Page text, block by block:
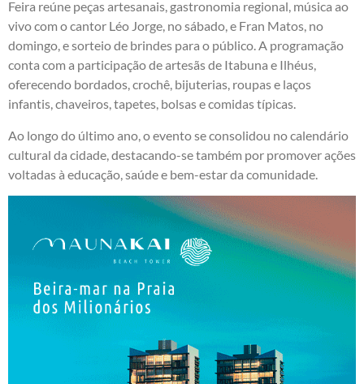
Feira reúne peças artesanais, gastronomia regional, música ao
vivo com o cantor Léo Jorge, no sábado, e Fran Matos, no
domingo, e sorteio de brindes para o público. A programação
conta com a participação de artesãs de Itabuna e Ilhéus,
oferecendo bordados, crochê, bijuterias, roupas e laços
infantis, chaveiros, tapetes, bolsas e comidas típicas.
Ao longo do último ano, o evento se consolidou no calendário
cultural da cidade, destacando-se também por promover ações
voltadas à educação, saúde e bem-estar da comunidade.